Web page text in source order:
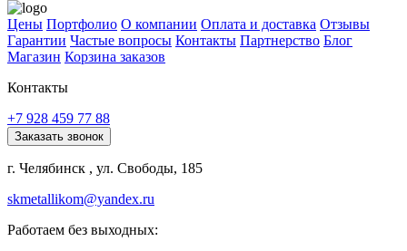
Цены Портфолио О компании Оплата и доставка Отзывы
Гарантии Частые вопросы Контакты Партнерство Блог
Магазин Корзина заказов
Контакты
+7 928 459 77 88
Заказать звонок
г. Челябинск , ул. Свободы, 185
skmetallikom@yandex.ru
Работаем без выходных: